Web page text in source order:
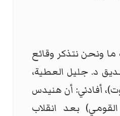
ونحن نتذكر وقائع
د. جليل العطية،
أفادني: أن هنيدس
بعد انقلاب